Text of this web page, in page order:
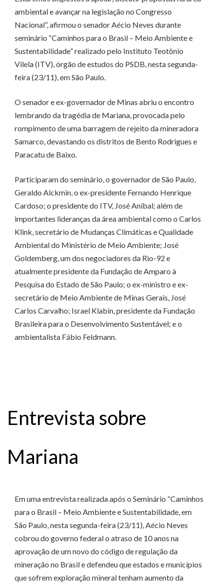
ambiental e avançar na legislação no Congresso
Nacional”, afirmou o senador Aécio Neves durante
seminário “Caminhos para o Brasil – Meio Ambiente e
Sustentabilidade” realizado pelo Instituto Teotônio
Vilela (ITV), órgão de estudos do PSDB, nesta segunda-
feira (23/11), em São Paulo.
O senador e ex-governador de Minas abriu o encontro
lembrando da tragédia de Mariana, provocada pelo
rompimento de uma barragem de rejeito da mineradora
Samarco, devastando os distritos de Bento Rodrigues e
Paracatu de Baixo.
Participaram do seminário, o governador de São Paulo,
Geraldo Alckmin, o ex-presidente Fernando Henrique
Cardoso; o presidente do ITV, José Aníbal; além de
importantes lideranças da área ambiental como o Carlos
Klink, secretário de Mudanças Climáticas e Qualidade
Ambiental do Ministério de Meio Ambiente; José
Goldemberg, um dos negociadores da Rio-92 e
atualmente presidente da Fundação de Amparo à
Pesquisa do Estado de São Paulo; o ex-ministro e ex-
secretário de Meio Ambiente de Minas Gerais, José
Carlos Carvalho; Israel Klabin, presidente da Fundação
Brasileira para o Desenvolvimento Sustentável; e o
ambientalista Fábio Feldmann.
Entrevista sobre
Mariana
Em uma entrevista realizada após o Seminário “Caminhos
para o Brasil – Meio Ambiente e Sustentabilidade, em
São Paulo, nesta segunda-feira (23/11), Aécio Neves
cobrou do governo federal o atraso de 10 anos na
aprovação de um novo do código de regulação da
mineração no Brasil e defendeu que estados e municípios
que sofrem exploração mineral tenham aumento da